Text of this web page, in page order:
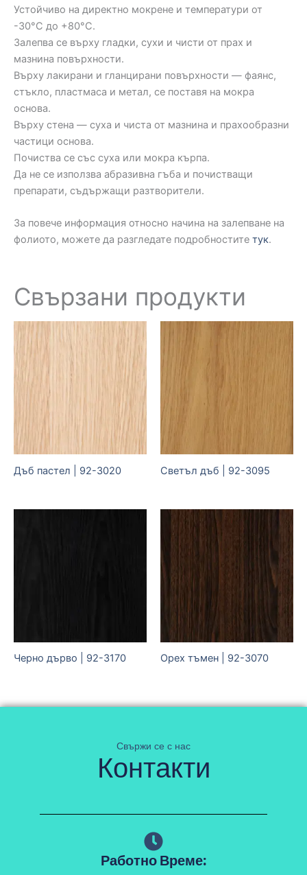
Устойчиво на директно мокрене и температури от
-30°C до +80°C.
Залепва се върху гладки, сухи и чисти от прах и
мазнина повърхности.
Върху лакирани и гланцирани повърхности — фаянс,
стъкло, пластмаса и метал, се поставя на мокра
основа.
Върху стена — суха и чиста от мазнина и прахообразни
частици основа.
Почиства се със суха или мокра кърпа.
Да не се използва абразивна гъба и почистващи
препарати, съдържащи разтворители.
За повече информация относно начина на залепване на
фолиото, можете да разгледате подробностите тук.
Свързани продукти
Дъб пастел | 92-3020 Светъл дъб | 92-3095
Черно дърво | 92-3170 Орех тъмен | 92-3070
Свържи се с нас
Контакти
Работно Време: